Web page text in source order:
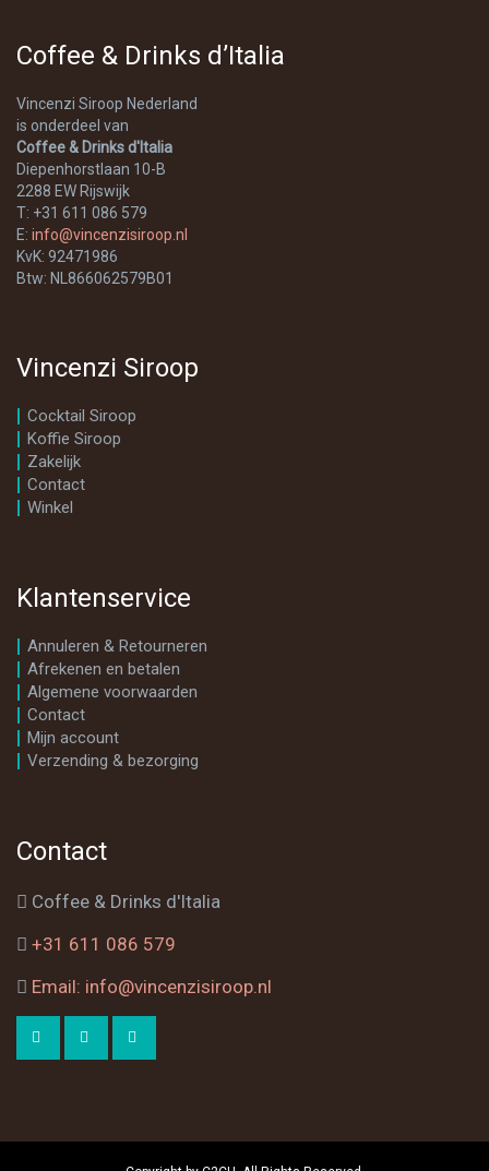
Coffee & Drinks d’Italia
Vincenzi Siroop Nederland
is onderdeel van
Coffee & Drinks d'Italia
Diepenhorstlaan 10-B
2288 EW Rijswijk
T: +31 611 086 579
E: info@vincenzisiroop.nl
KvK: 92471986
Btw: NL866062579B01
Vincenzi Siroop
Cocktail Siroop
Koffie Siroop
Zakelijk
Contact
Winkel
Klantenservice
Annuleren & Retourneren
Afrekenen en betalen
Algemene voorwaarden
Contact
Mijn account
Verzending & bezorging
Contact
Coffee & Drinks d'Italia
+31 611 086 579
Email: info@vincenzisiroop.nl